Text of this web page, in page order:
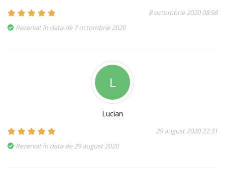
8 octombrie 2020 08:58
Rezervat în data de 7 octombrie 2020
L
Lucian
29 august 2020 22:31
Rezervat în data de 29 august 2020